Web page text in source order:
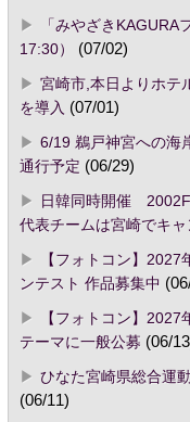
「みやざき
17:30）
(07/02)
宮崎市,本日よりホテ
を導入 (07/01)
6/19 鵜戸神宮への
通行予定 (06/29)
日韓同時開催
代表チームは宮崎でキャ
【フォトコン】
ンテスト 作品募集中
【フォトコン】
テーマに一般公募 (06/
ひなた宮崎県総合運
(06/11)